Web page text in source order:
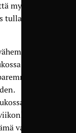
myös
mukaan
takaisin
ovat
vahvistaa